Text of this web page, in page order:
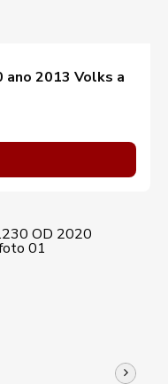
ano 2013 Volks a